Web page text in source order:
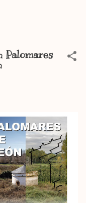
Palomares